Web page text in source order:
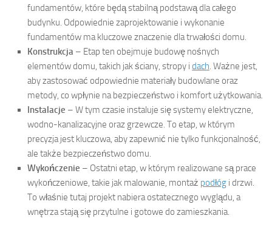
fundamentów, które będą stabilną podstawą dla całego
budynku. Odpowiednie zaprojektowanie i wykonanie
fundamentów ma kluczowe znaczenie dla trwałości domu.
Konstrukcja – Etap ten obejmuje budowę nośnych
elementów domu, takich jak ściany, stropy i dach. Ważne jest,
aby zastosować odpowiednie materiały budowlane oraz
metody, co wpłynie na bezpieczeństwo i komfort użytkowania.
Instalacje – W tym czasie instaluje się systemy elektryczne,
wodno-kanalizacyjne oraz grzewcze. To etap, w którym
precyzja jest kluczowa, aby zapewnić nie tylko funkcjonalność,
ale także bezpieczeństwo domu.
Wykończenie – Ostatni etap, w którym realizowane są prace
wykończeniowe, takie jak malowanie, montaż podłóg i drzwi.
To właśnie tutaj projekt nabiera ostatecznego wyglądu, a
wnętrza stają się przytulne i gotowe do zamieszkania.